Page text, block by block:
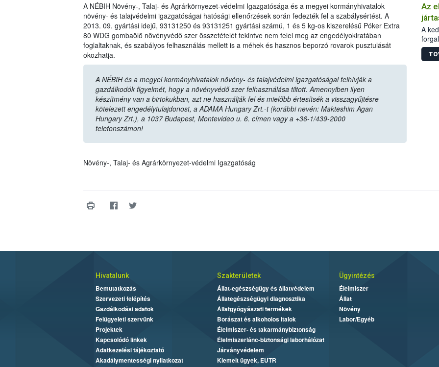
A NÉBIH Növény-, Talaj- és Agrárkörnyezet-védelmi Igazgatósága és a megyei kormányhivatalok
növény- és talajvédelmi igazgatóságai hatósági ellenőrzések során fedezték fel a szabálysértést. A
2013. 09. gyártási idejű, 93131250 és 93131251 gyártási számú, 1 és 5 kg-os kiszerelésű Póker Extra
80 WDG gombaölő növényvédő szer összetételét tekintve nem felel meg az engedélyokiratában
foglaltaknak, és szabályos felhasználás mellett is a méhek és hasznos beporzó rovarok pusztulását
okozhatja.
A NÉBIH és a megyei kormányhivatalok növény- és talajvédelmi igazgatóságai felhívják a
gazdálkodók figyelmét, hogy a növényvédő szer felhasználása tiltott. Amennyiben ilyen
készítmény van a birtokukban, azt ne használják fel és mielőbb értesítsék a visszagyűjtésre
kötelezett engedélytulajdonost, a ADAMA Hungary Zrt.-t (korábbi nevén: Makteshim Agan
Hungary Zrt.), a 1037 Budapest, Montevideo u. 6. címen vagy a +36-1/439-2000
telefonszámon!
Növény-, Talaj- és Agrárkörnyezet-védelmi Igazgatóság
Az
A
Hivatalunk
Bemutatkozás
Szervezeti felépítés
Gazdálkodási adatok
Felügyeleti szervünk
Projektek
Kapcsolódó linkek
Adatkezelési tájékoztató
Akadálymentességi nyilatkozat
Szakterületek
Állat-egészségügy és állatvédelem
Állategészségügyi diagnosztika
Állatgyógyászati termékek
Borászat és alkoholos italok
Élelmiszer- és takarmánybiztonság
Élelmiszerlánc-biztonsági laborhálózat
Járványvédelem
Kiemelt ügyek, EUTR
Ügyintézés
Élelmiszer
Állat
Növény
Labor/Egyéb